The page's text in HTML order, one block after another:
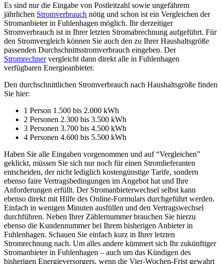
Es sind nur die Eingabe von Postleitzahl sowie ungefährem
jährlichen Stromverbrauch nötig und schon ist ein Vergleichen der
Stromanbieter in Fuhlenhagen möglich. Ihr derzeitiger
Stromverbrauch ist in Ihrer letzten Stromabrechnung aufgeführt. Für
den Stromvergleich können Sie auch den zu Ihrer Haushaltsgröße
passenden Durchschnittsstromverbrauch eingeben. Der
Stromrechnervergleicht dann direkt alle in Fuhlenhagen
verfügbaren Energieanbieter.
Den durchschnittlichen Stromverbrauch nach Haushaltsgröße finden
Sie hier:
1 Person 1.500 bis 2.000 kWh
2 Personen 2.300 bis 3.500 kWh
3 Personen 3.700 bis 4.500 kWh
4 Personen 4.600 bis 5.500 kWh
Haben Sie alle Eingaben vorgenommen und auf “Vergleichen”
geklickt, müssen Sie sich nur noch für einen Stromlieferanten
entscheiden, der nicht lediglich kostengünstige Tarife, sondern
ebenso faire Vertragsbedingungen im Angebot hat und Ihre
Anforderungen erfüllt. Der Stromanbieterwechsel selbst kann
ebenso direkt mit Hilfe des Online-Formulars durchgeführt werden.
Einfach in wenigen Minuten ausfüllen und den Vertragswechsel
durchführen. Neben Ihrer Zählernummer brauchen Sie hierzu
ebenso die Kundennummer bei Ihrem bisherigen Anbieter in
Fuhlenhagen. Schauen Sie einfach kurz in Ihrer letzten
Stromrechnung nach. Um alles andere kümmert sich Ihr zukünftiger
Stromanbieter in Fuhlenhagen – auch um das Kündigen des
bisherigen Energieversorgers, wenn die Vier-Wochen-Frist gewahrt